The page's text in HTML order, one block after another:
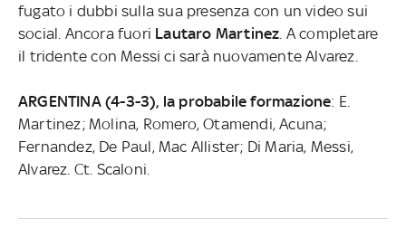
fugato i dubbi sulla sua presenza con un video sui
social. Ancora fuori Lautaro Martinez . A completare
il tridente con Messi ci sarà nuovamente Alvarez.
ARGENTINA (4-3-3), la probabile formazione: E.
Martinez; Molina, Romero, Otamendi, Acuna;
Fernandez, De Paul, Mac Allister; Di Maria, Messi,
Alvarez. Ct. Scaloni.